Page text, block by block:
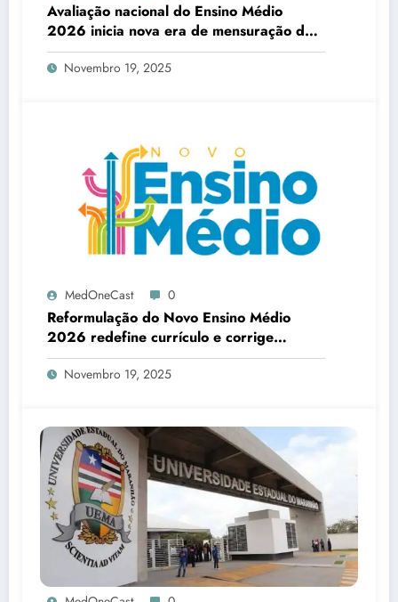
Avaliação nacional do Ensino Médio
2026 inicia nova era de mensuração da
aprendizagem e correção das
desigualdades educacionais
Novembro 19, 2025
MedOneCast 0
Reformulação do Novo Ensino Médio
2026 redefine currículo e corrige
distorções estruturais da educação
brasileira
Novembro 19, 2025